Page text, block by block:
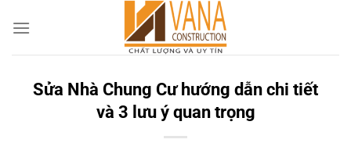
Sửa Nhà Chung Cư hướng dẫn chi tiết
và 3 lưu ý quan trọng